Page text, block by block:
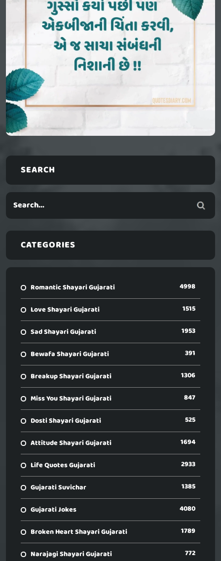
SEARCH
CATEGORIES
Romantic Shayari Gujarati 4998
Love Shayari Gujarati 1515
Sad Shayari Gujarati 1953
Bewafa Shayari Gujarati 391
Breakup Shayari Gujarati 1306
Miss You Shayari Gujarati 847
Dosti Shayari Gujarati 525
Attitude Shayari Gujarati 1694
Life Quotes Gujarati 2933
Gujarati Suvichar 1385
Gujarati Jokes 4080
Broken Heart Shayari Gujarati 1789
Narajagi Shayari Gujarati 772